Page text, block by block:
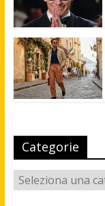
Categorie
Categorie